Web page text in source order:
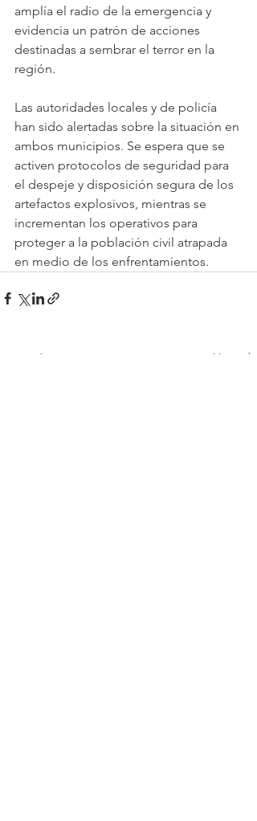
amplía el radio de la emergencia y
evidencia un patrón de acciones
destinadas a sembrar el terror en la
región.
Las autoridades locales y de policía
han sido alertadas sobre la situación en
ambos municipios. Se espera que se
activen protocolos de seguridad para
el despeje y disposición segura de los
artefactos explosivos, mientras se
incrementan los operativos para
proteger a la población civil atrapada
en medio de los enfrentamientos.
Entradas recientes Ver todo